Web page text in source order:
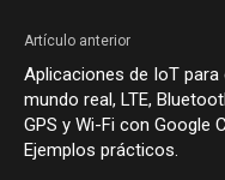
Artículo anterior
Aplicaciones de IoT para
mundo real, LTE,
GPS y Wi-Fi con Google
Ejemplos prácticos.